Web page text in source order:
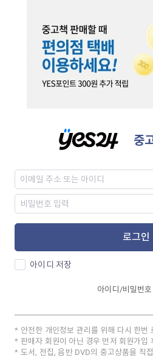
중
로그인
아이디 저장
아이디/비밀번호
안전한 개인정보 관리를 위해 다시 한번
판매자 회원이 아닌 경우 먼저 회원가입
도서, 전집, 음반 DVD의 중고상품을 직